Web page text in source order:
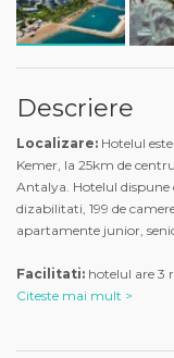
Descriere
Localizare: Hotelul
Kemer, la 25km de
Antalya. Hotelul dispune
dizabilitati, 199 de
apartamente junior,
Facilitati: hotelul are 3
Citeste mai mult >